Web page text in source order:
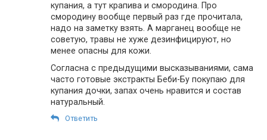
купания, а тут крапива и смородина. Про
смородину вообще первый раз где прочитала,
надо на заметку взять. А марганец вообще не
советую, травы не хуже дезинфицируют, но
менее опасны для кожи.
Согласна с предыдущими высказываниями, сама
часто готовые экстракты Беби-Бу покупаю для
купания дочки, запах очень нравится и состав
натуральный.
Ответить